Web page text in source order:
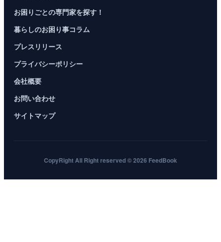
お困りごとの専門家を探す！
暮らしのお困り事コラム
プレスリリース
プライバシーポリシー
会社概要
お問い合わせ
サイトマップ
CopyRight All Right reserved © 2026 FeedBook